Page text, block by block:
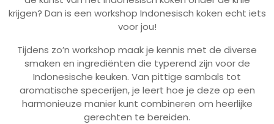
krijgen? Dan is een workshop Indonesisch koken echt iets
voor jou!
Tijdens zo’n workshop maak je kennis met de diverse
smaken en ingrediënten die typerend zijn voor de
Indonesische keuken. Van pittige sambals tot
aromatische specerijen, je leert hoe je deze op een
harmonieuze manier kunt combineren om heerlijke
gerechten te bereiden.